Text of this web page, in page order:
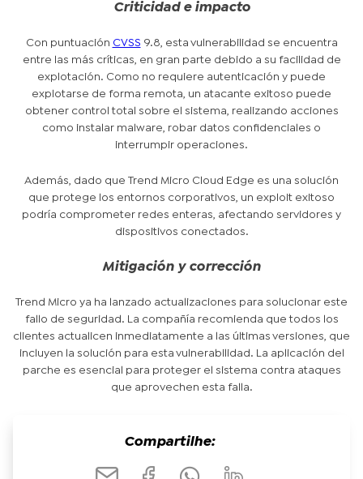
Criticidad e impacto
Con puntuación CVSS 9.8, esta vulnerabilidad se encuentra
entre las más críticas, en gran parte debido a su facilidad de
explotación. Como no requiere autenticación y puede
explotarse de forma remota, un atacante exitoso puede
obtener control total sobre el sistema, realizando acciones
como instalar malware, robar datos confidenciales o
interrumpir operaciones.
Además, dado que Trend Micro Cloud Edge es una solución
que protege los entornos corporativos, un exploit exitoso
podría comprometer redes enteras, afectando servidores y
dispositivos conectados.
Mitigación y corrección
Trend Micro ya ha lanzado actualizaciones para solucionar este
fallo de seguridad. La compañía recomienda que todos los
clientes actualicen inmediatamente a las últimas versiones, que
incluyen la solución para esta vulnerabilidad. La aplicación del
parche es esencial para proteger el sistema contra ataques
que aprovechen esta falla.
Compartilhe: